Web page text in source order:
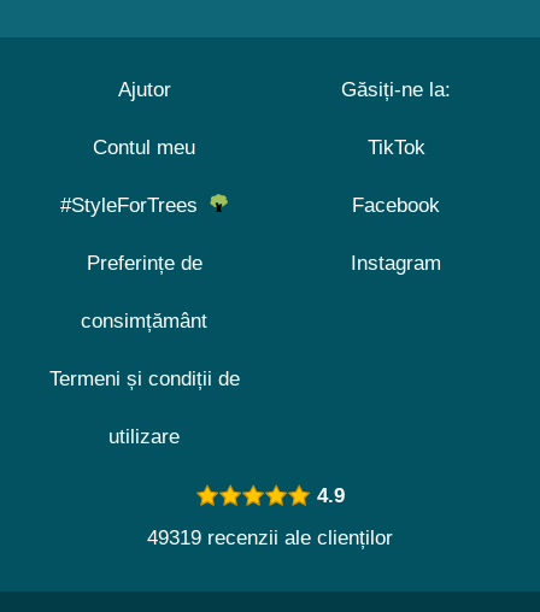
Ajutor
Contul meu
#StyleForTrees
Preferințe de
consimțământ
Termeni și condiții de
utilizare
Găsiți-ne la:
TikTok
Facebook
Instagram
4.9
49319 recenzii ale clienților